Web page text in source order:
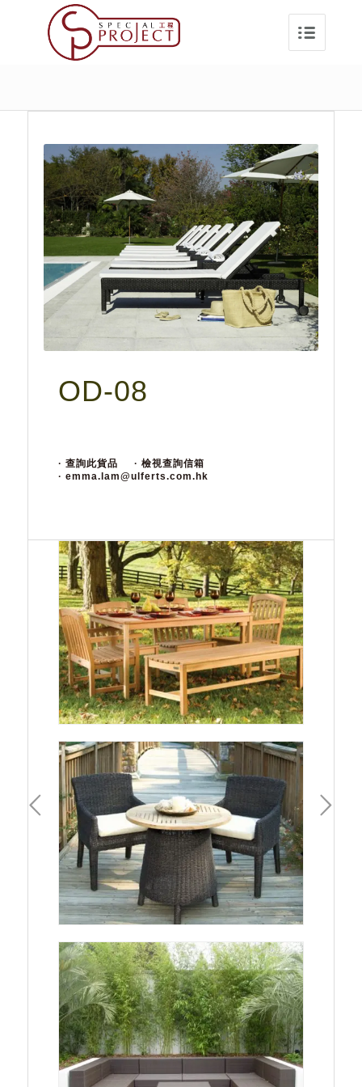
OD-08
· 查詢此貨品
· 檢視查詢信箱
· emma.lam@ulferts.com.hk
下一頁